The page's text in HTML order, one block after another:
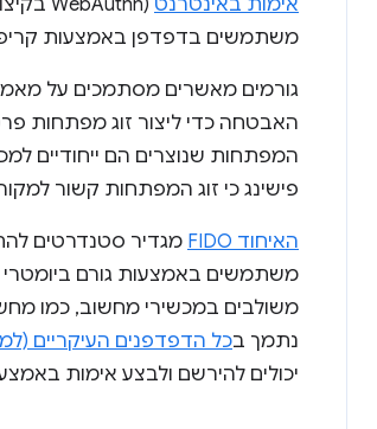
אימות באינטרנט (WebAuthn בקיצור) הוא
משתמשים בדפדפן באמצעות
גורמים מאשרים מסתמכים על
האבטחה כדי ליצור זוג מפתחות
המפתחות שנוצרים הם ייחודיים
פישינג כי זוג המפתחות קשור
האיחוד FIDO
מגדיר סטנדרטים
משתמשים באמצעות גורם ביומטרי
משולבים במכשירי מחשוב, כמו
נתמך בכל הדפדפנים העיקריים
יכולים להירשם ולבצע אימות